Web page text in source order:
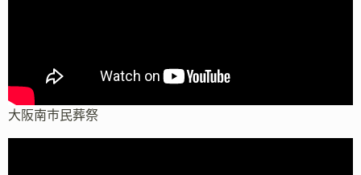
大阪南市民葬祭